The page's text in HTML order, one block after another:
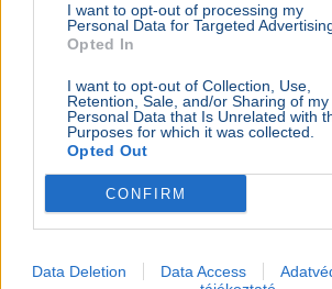
I want to opt-out of processing my
Personal Data for Targeted
Opted In
I want to opt-out of Collection, Use,
Retention, Sale, and/or Sharing of my
Personal Data that Is Unrelated with
Purposes for which it was collected.
Opted Out
CONFIRM
Data Deletion Data Access